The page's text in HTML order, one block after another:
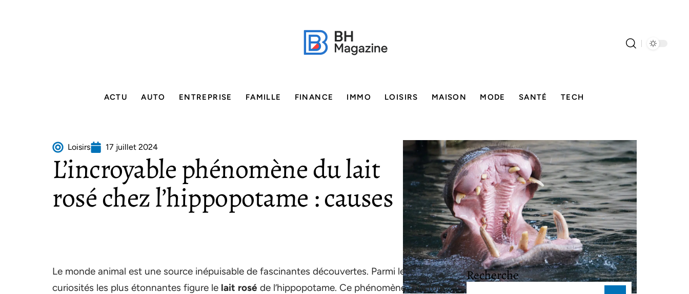
ACTU AUTO ENTREPRISE FAMILLE FINANCE IMMO LOISIRS MAISON MODE SANTÉ TECH
Loisirs 17 juillet 2024
L’incroyable phénomène du lait
rosé chez l’hippopotame : causes
Le monde animal est une source inépuisable de fascinantes découvertes. Parmi les
curiosités les plus étonnantes figure le lait rosé de l’hippopotame. Ce phénomène, à la fois
Recherche